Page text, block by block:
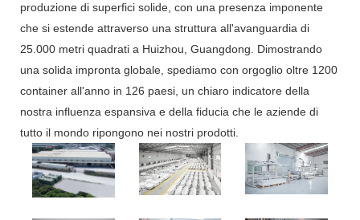
produzione di superfici solide, con una presenza imponente
che si estende attraverso una struttura all'avanguardia di
25.000 metri quadrati a Huizhou, Guangdong. Dimostrando
una solida impronta globale, spediamo con orgoglio oltre 1200
container all'anno in 126 paesi, un chiaro indicatore della
nostra influenza espansiva e della fiducia che le aziende di
tutto il mondo ripongono nei nostri prodotti.